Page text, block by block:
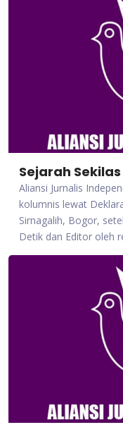
Sejarah Sekilas
Aliansi Jurnalis
kolumnis lewat
Sirnagalih, Bogor,
Detik dan Editor oleh